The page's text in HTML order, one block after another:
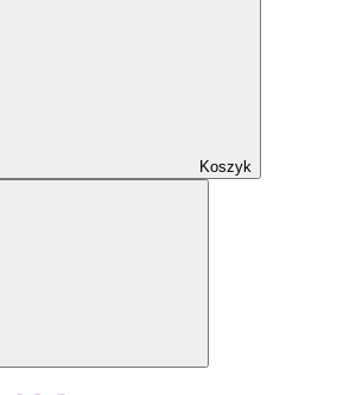
Koszyk